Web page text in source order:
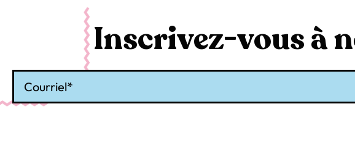
Inscrivez-vous à